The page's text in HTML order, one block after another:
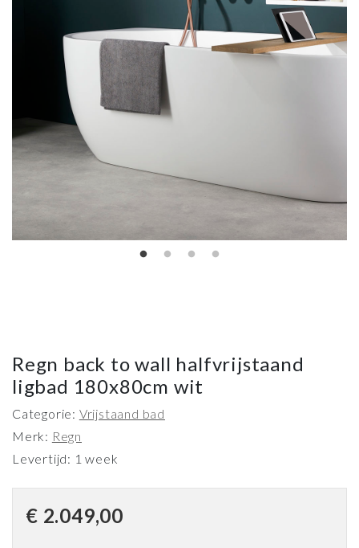
Regn back to wall halfvrijstaand
ligbad 180x80cm wit
Categorie: Vrijstaand bad
Merk: Regn
Levertijd: 1 week
€ 2.049,00